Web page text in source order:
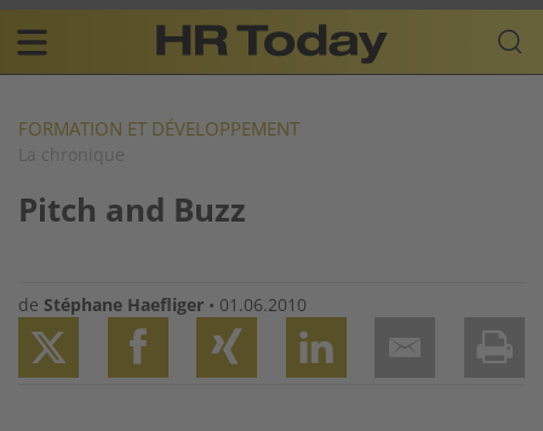
Skip
content
Plattform
für
Resources
navigation
FR
FORMATION ET DÉVELOPPEMENT
La chronique
Pitch and Buzz
de Stéphane Haefliger • 01.06.2010